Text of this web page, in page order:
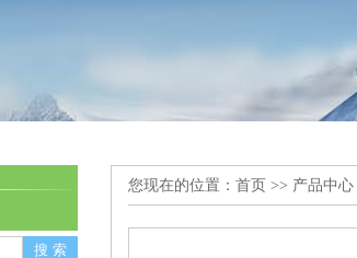
您现在的位置： 首页 >> 产品中心